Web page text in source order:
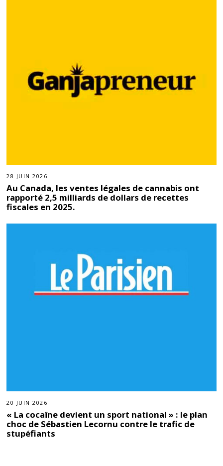
28 JUIN 2026
Au Canada, les ventes légales de cannabis ont
rapporté 2,5 milliards de dollars de recettes
fiscales en 2025.
20 JUIN 2026
« La cocaïne devient un sport national » : le plan
choc de Sébastien Lecornu contre le trafic de
stupéfiants